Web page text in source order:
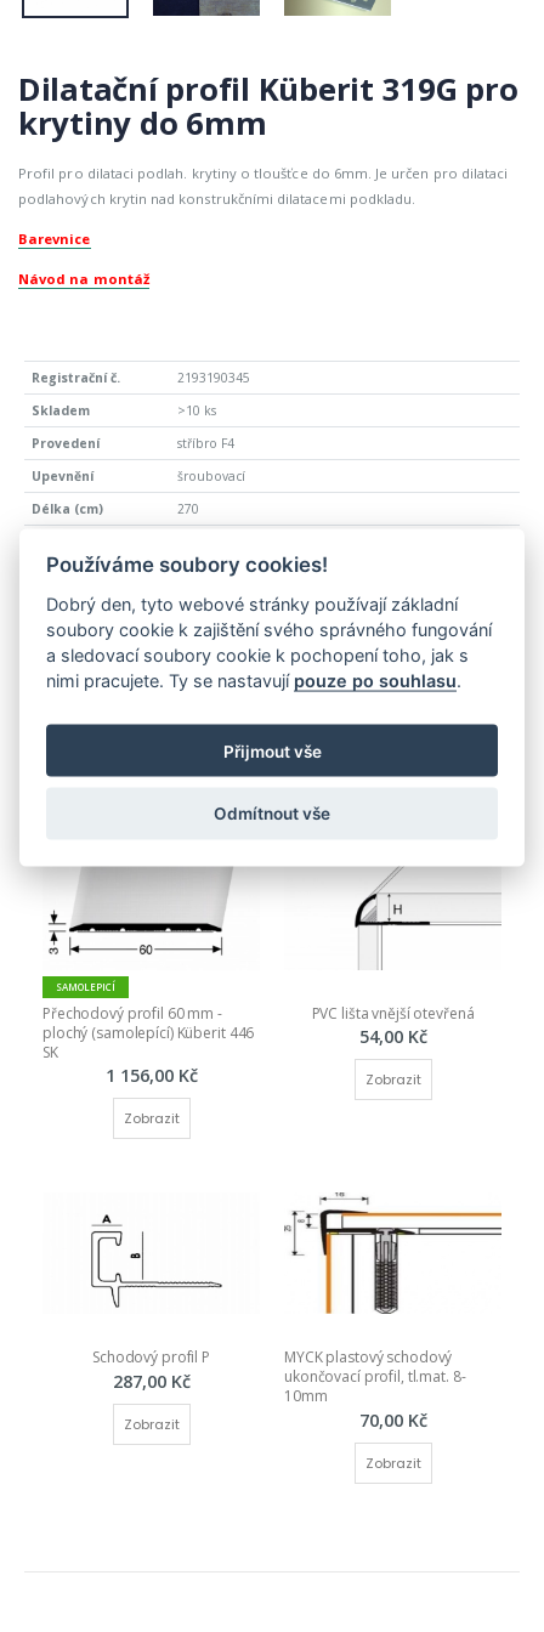
Dilatační profil Küberit 319G pro
krytiny do 6mm
Profil pro dilataci podlah. krytiny o tloušťce do 6mm. Je určen pro dilataci
podlahových krytin nad konstrukčními dilatacemi podkladu.
Barevnice
Návod na montáž
2193190345
>10 ks
stříbro F4
šroubovací
270
2 490,18 Kč
PŘIDAT DO KOŠÍKU
SAMOLEPICÍ
Přechodový profil 60 mm -
plochý (samolepící) Küberit 446
SK
1 156,00 Kč
Zobrazit
PVC lišta vnější otevřená
54,00 Kč
Zobrazit
Schodový profil P
287,00 Kč
Zobrazit
MYCK plastový schodový
ukončovací profil, tl.mat. 8-
10mm
70,00 Kč
Zobrazit
Používáme soubory cookies!
Dobrý den, tyto webové stránky používají základní
soubory cookie k zajištění svého správného fungování
a sledovací soubory cookie k pochopení toho, jak s
nimi pracujete. Ty se nastavují pouze po souhlasu.
Přijmout vše
Odmítnout vše